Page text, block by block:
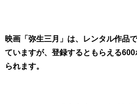
映画「弥生三月」は、レンタル作品
ていますが、登録するともらえる
られます。